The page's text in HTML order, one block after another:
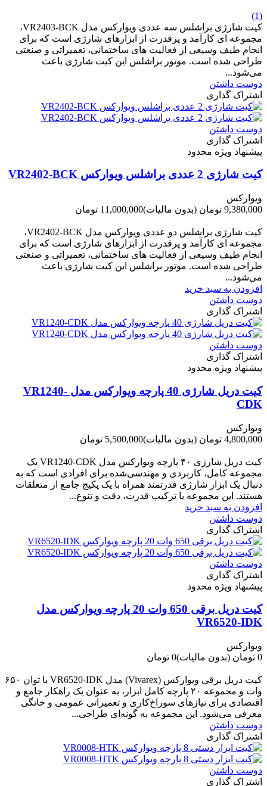
(1)
کیت شارژی براشلس سه عددی ویوارکس مدل VR2403-BCK،
مجموعه ای کارآمد و پرقدرت از ابزارهای شارژی است که برای
انجام طیف وسیعی از فعالیت های ساختمانی، تعمیراتی و صنعتی
طراحی شده است. موتور براشلس این کیت شارژی باعث
می‌شود...
دوست داشتن
اشتراک گذاری
دوست داشتن
اشتراک گذاری
پیشنهاد ویژه محدود
کیت شارژی 2 عددی براشلس ویوارکس VR2402-BCK
ویوارکس
9,380,000 تومان
(بدون مالیات)11,000,000 تومان
کیت شارژی براشلس دو عددی ویوارکس مدل VR2402-BCK،
مجموعه ای کارآمد و پرقدرت از ابزارهای شارژی است که برای
انجام طیف وسیعی از فعالیت های ساختمانی، تعمیراتی و صنعتی
طراحی شده است. موتور براشلس این کیت شارژی باعث
می‌شود...
افزودن به سبد خرید
دوست داشتن
اشتراک گذاری
دوست داشتن
اشتراک گذاری
پیشنهاد ویژه محدود
کیت دریل شارژی 40 پارچه ویوارکس مدل VR1240-
CDK
ویوارکس
4,800,000 تومان
(بدون مالیات)5,500,000 تومان
کیت دریل شارژی ۴۰ پارچه ویوارکس مدل VR1240‑CDK یک
مجموعه کامل، کاربردی و مهندسی‌شده برای افرادی است که به
دنبال یک ابزار شارژی قدرتمند همراه با یک پکیج جامع از متعلقات
هستند. این مجموعه با ترکیب قدرت، دقت و تنوع...
افزودن به سبد خرید
دوست داشتن
اشتراک گذاری
دوست داشتن
اشتراک گذاری
پیشنهاد ویژه محدود
کیت دریل برقی 650 وات 20 پارچه ویوارکس مدل
VR6520-IDK
ویوارکس
0 تومان
(بدون مالیات)0 تومان
کیت دریل برقی ویوارکس (Vivarex) مدل VR6520-IDK با توان ۶۵۰
وات و مجموعه ۲۰ پارچه کامل ابزار، به عنوان یک راهکار جامع و
اقتصادی برای نیازهای سوراخ‌کاری و تعمیراتی عمومی و خانگی
معرفی می‌شود. این مجموعه به گونه‌ای طراحی...
دوست داشتن
اشتراک گذاری
دوست داشتن
اشتراک گذاری